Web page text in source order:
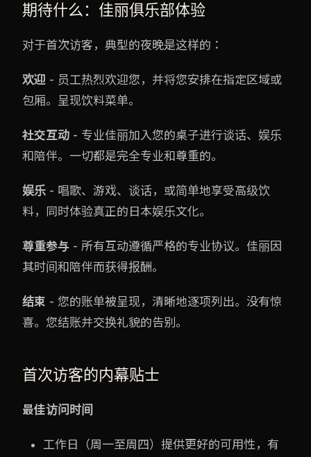
期待什么：佳丽俱乐部体验
对于首次访客，典型的夜晚是这样的：
欢迎 - 员工热烈欢迎您，并将您安排在指定区域或
包厢。呈现饮料菜单。
社交互动 - 专业佳丽加入您的桌子进行谈话、娱乐
和陪伴。一切都是完全专业和尊重的。
娱乐 - 唱歌、游戏、谈话，或简单地享受高级饮
料，同时体验真正的日本娱乐文化。
尊重参与 - 所有互动遵循严格的专业协议。佳丽因
其时间和陪伴而获得报酬。
结束 - 您的账单被呈现，清晰地逐项列出。没有惊
喜。您结账并交换礼貌的告别。
首次访客的内幕贴士
最佳访问时间
工作日（周一至周四）提供更好的可用性，有